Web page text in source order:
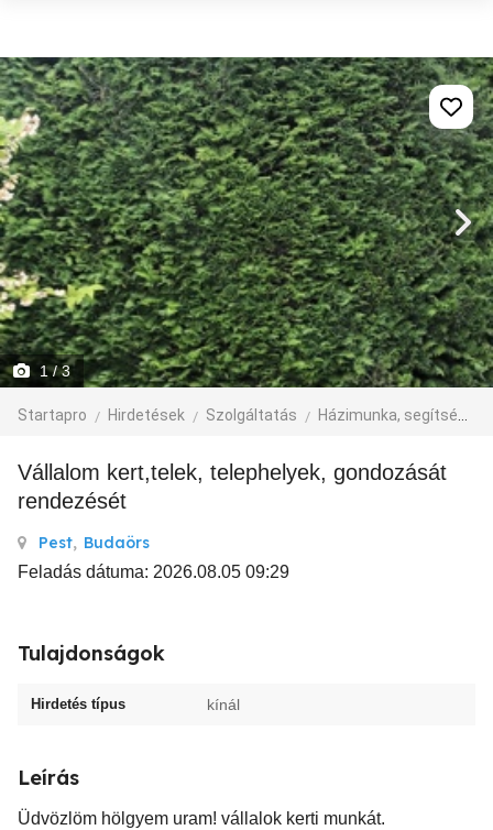
1/ 3
Startapro Hirdetések Szolgáltatás Házimunka, segítség
Vállalom kert,telek, telephelyek, gondozását
rendezését
Pest, Budaörs
Feladás dátuma: 2026.08.05 09:29
Tulajdonságok
Hirdetés típus kínál
Leírás
Üdvözlöm hölgyem uram! vállalok kerti munkát.